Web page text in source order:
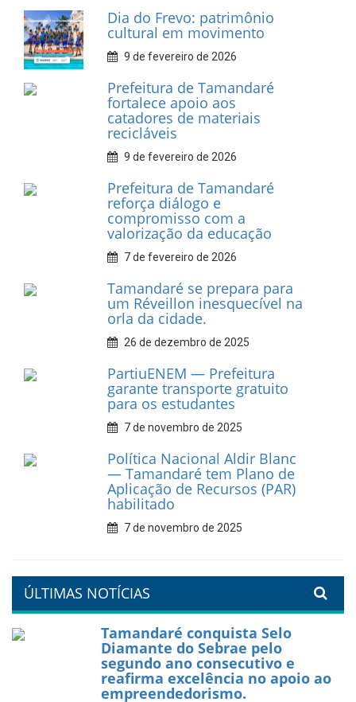
INFORMATIVOS
Prefeitura de Tamandaré
realiza entrega de placas à
Associação dos Taxistas Rota
Car Service
10 de fevereiro de 2026
Dia do Frevo: patrimônio
cultural em movimento
9 de fevereiro de 2026
Prefeitura de Tamandaré
fortalece apoio aos
catadores de materiais
recicláveis
9 de fevereiro de 2026
Prefeitura de Tamandaré
reforça diálogo e
compromisso com a
valorização da educação
7 de fevereiro de 2026
orla da cidade.
PartiuENEM — Prefeitura
garante transporte gratuito
para os estudantes
7 de novembro de 2025